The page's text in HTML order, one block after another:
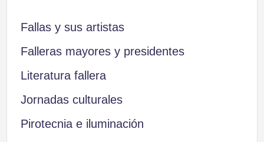
Fallas y sus artistas
Falleras mayores y presidentes
Literatura fallera
Jornadas culturales
Pirotecnia e iluminación